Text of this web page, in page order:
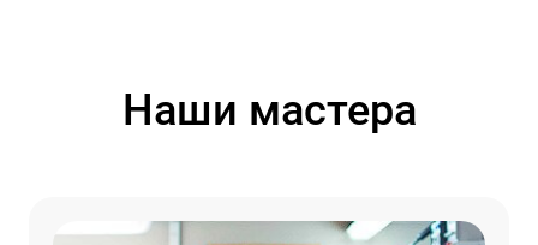
Наши мастера